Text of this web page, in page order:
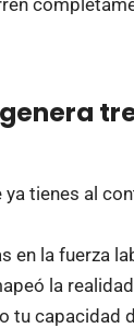
tienes al
en la fuerza
la
tu capacidad